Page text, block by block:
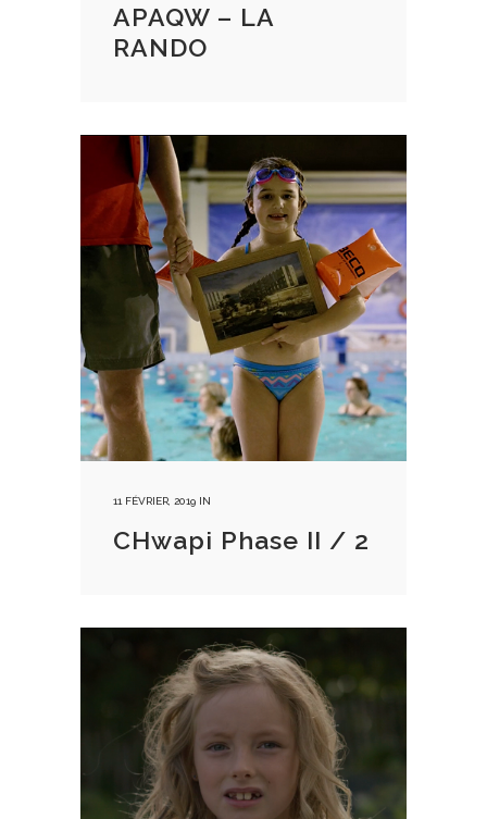
APAQW – LA
RANDO
11 FÉVRIER, 2019 IN
CHwapi Phase II / 2